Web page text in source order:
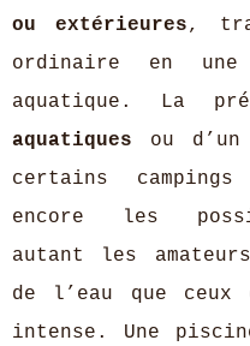
ou extérieures,
ordinaire en une
aquatique. La
aquatiques ou d’un
certains
encore les
autant les
de l’eau que ceux
intense. Une